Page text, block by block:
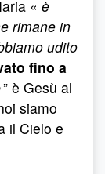
« è
rimane in
udito
fino a
” è Gesù al
siamo
il Cielo e